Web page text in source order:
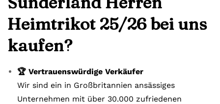
Heimtrikot 25/26 bei uns
kaufen?
🏆 Vertrauenswürdige Verkäufer
Wir sind ein in Großbritannien ansässiges
Unternehmen mit über 30.000 zufriedenen